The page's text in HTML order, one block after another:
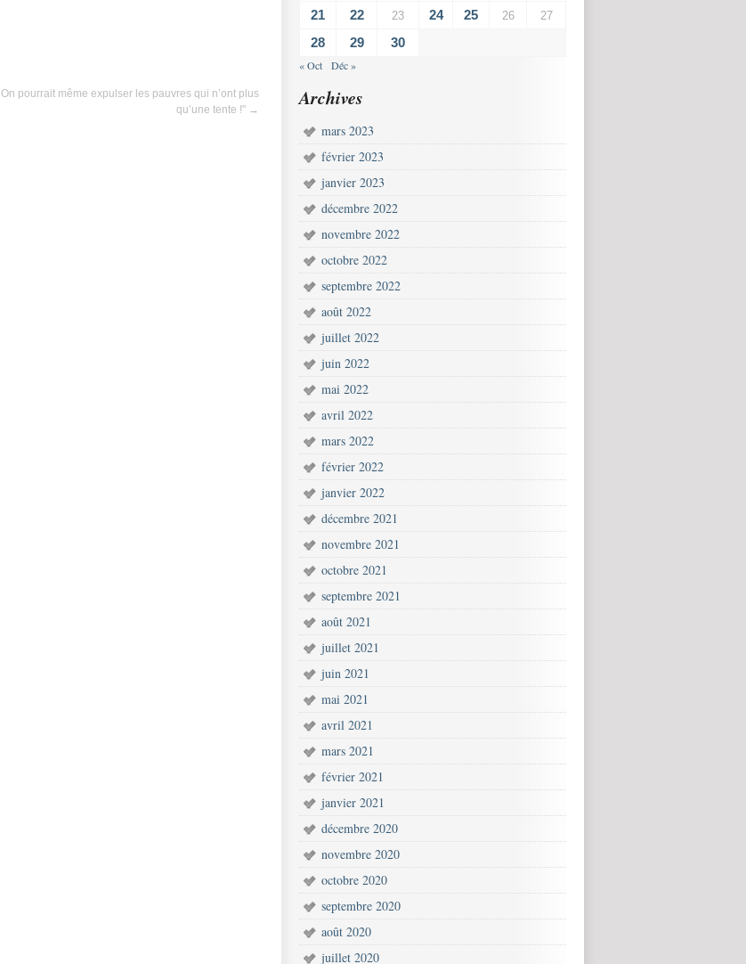
On pourrait même expulser les pauvres qui n’ont plus
qu’une tente !" →
21 22 23 24 25 26 27
28 29 30
« Oct Déc »
Archives
mars 2023
février 2023
janvier 2023
décembre 2022
novembre 2022
octobre 2022
septembre 2022
août 2022
juillet 2022
juin 2022
mai 2022
avril 2022
mars 2022
février 2022
janvier 2022
décembre 2021
novembre 2021
octobre 2021
septembre 2021
août 2021
juillet 2021
juin 2021
mai 2021
avril 2021
mars 2021
février 2021
janvier 2021
décembre 2020
novembre 2020
octobre 2020
septembre 2020
août 2020
juillet 2020